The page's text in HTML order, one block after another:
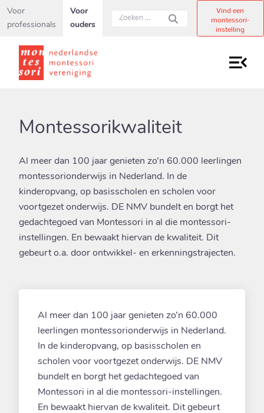
Montessorikwaliteit
Al meer dan 100 jaar genieten zo’n 60.000 leerlingen
montessorionderwijs in Nederland. In de
kinderopvang, op basisscholen en scholen voor
voortgezet onderwijs. DE NMV bundelt en borgt het
gedachtegoed van Montessori in al die montessori-
instellingen. En bewaakt hiervan de kwaliteit. Dit
gebeurt o.a. door ontwikkel- en erkenningstrajecten.
Al meer dan 100 jaar genieten zo’n 60.000
leerlingen montessorionderwijs in Nederland.
In de kinderopvang, op basisscholen en
scholen voor voortgezet onderwijs. DE NMV
bundelt en borgt het gedachtegoed van
Montessori in al die montessori-instellingen.
En bewaakt hiervan de kwaliteit. Dit gebeurt
Secundaire navigatiemenu overslaan en direct naar pagina
Voor
professionals
Voor
ouders
Vind een
montessori-
instelling